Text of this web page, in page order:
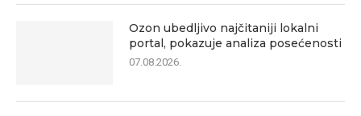
Ozon ubedljivo najčitaniji lokalni
portal, pokazuje analiza posećenosti
07.08.2026.